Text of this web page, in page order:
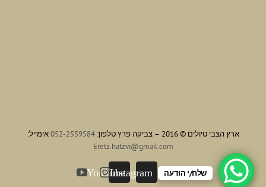
ארץ הצבי טיולים © 2016 – צביקה פרץ טלפון: 052-2559584אימייל:
Eretz.hatzvi@gmail.com
Instagram
YouTube שלח/י הודעה